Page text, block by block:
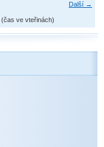
Další →
(čas ve vteřinách)